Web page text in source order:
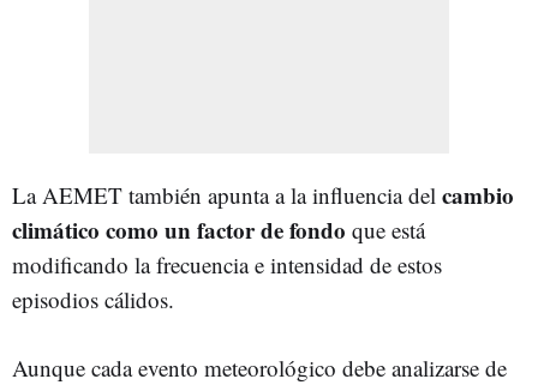
La AEMET también apunta a la influencia del cambio
climático como un factor de fondo que está
modificando la frecuencia e intensidad de estos
episodios cálidos.
Aunque cada evento meteorológico debe analizarse de